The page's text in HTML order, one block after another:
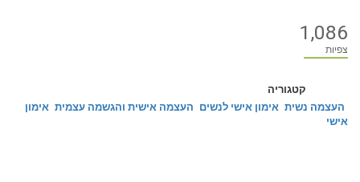
1,086
צפיות
קטגוריה
העצמה נשית אימון אישי לנשים העצמה אישית והגשמה עצמית אימון
אישי